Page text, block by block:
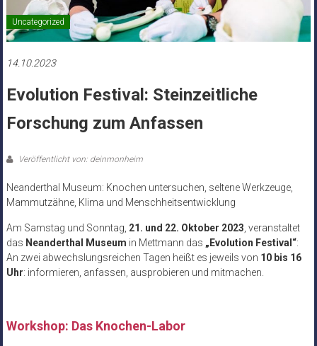
Uncategorized
14.10.2023
Evolution Festival: Steinzeitliche
Forschung zum Anfassen
Veröffentlicht von: deinmonheim
Neanderthal Museum: Knochen untersuchen, seltene Werkzeuge,
Mammutzähne, Klima und Menschheitsentwicklung
Am Samstag und Sonntag, 21. und 22. Oktober 2023 , veranstaltet
das Neanderthal Museum in Mettmann das „Evolution Festival“:
An zwei abwechslungsreichen Tagen heißt es jeweils von 10 bis 16
Uhr: informieren, anfassen, ausprobieren und mitmachen.
Workshop: Das Knochen-Labor